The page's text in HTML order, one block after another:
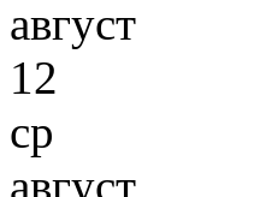
август
12
ср
август